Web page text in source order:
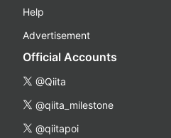
Help
Advertisement
Official Accounts
@Qiita
@qiita_milestone
@qiitapoi